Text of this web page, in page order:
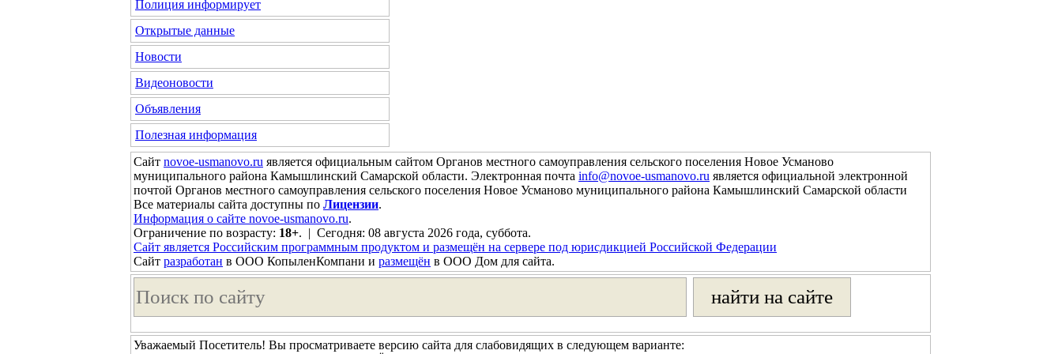
Полиция информирует
Открытые данные
Новости
Видеоновости
Объявления
Полезная информация
Сайт novoe-usmanovo.ru является официальным сайтом Органов местного самоуправления сельского поселения Новое Усманово
муниципального района Камышлинский Самарской области. Электронная почта info@novoe-usmanovo.ru является официальной электронной
почтой Органов местного самоуправления сельского поселения Новое Усманово муниципального района Камышлинский Самарской области
Все материалы сайта доступны по Лицензии.
Информация о сайте novoe-usmanovo.ru.
Ограничение по возрасту: 18+. | Сегодня: 08 августа 2026 года, суббота.
Сайт является Российским программным продуктом и размещён на сервере под юрисдикцией Российской Федерации
Сайт разработан в ООО КопыленКомпани и размещён в ООО Дом для сайта.
Уважаемый Посетитель! Вы просматриваете версию сайта для слабовидящих в следующем варианте: